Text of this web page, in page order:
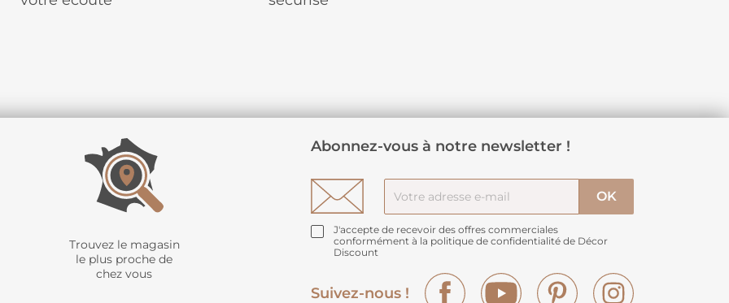
Trouvez le magasin
le plus proche de
chez vous
Abonnez-vous à notre newsletter !
J'accepte de recevoir des offres commerciales
conformément à la politique de confidentialité de Décor
Discount
Suivez-nous !
Facebook YouTube Pinterest